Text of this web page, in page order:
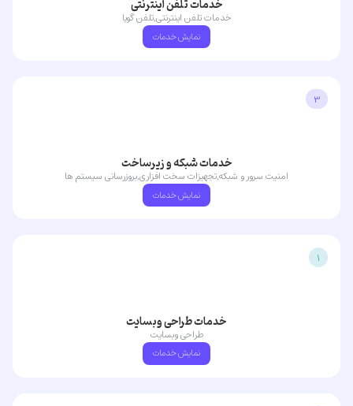
خدمات تلفن اینترنتی
خدمات تلفن اینترنتی,تلفن گویا
نمایش خدمات
خدمات شبکه و زیرساخت
امنیت سرور و شبکه,تجهیزات سخت افزاری,بروزرسانی سیستم ها
نمایش خدمات
3
خدمات طراحی وبسایت
طراحی وبسایت
نمایش خدمات
1